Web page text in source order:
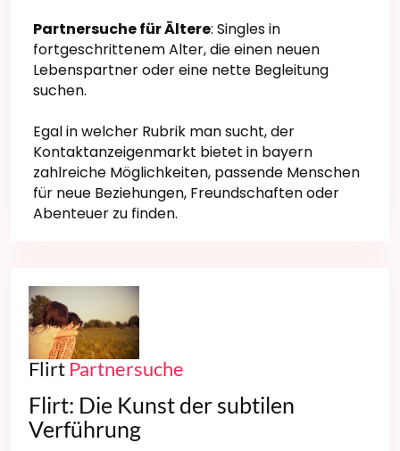
Partnersuche für Ältere: Singles in
fortgeschrittenem Alter, die einen neuen
Lebenspartner oder eine nette Begleitung
suchen.
Egal in welcher Rubrik man sucht, der
Kontaktanzeigenmarkt bietet in bayern
zahlreiche Möglichkeiten, passende Menschen
für neue Beziehungen, Freundschaften oder
Abenteuer zu finden.
Flirt Partnersuche
Flirt: Die Kunst der subtilen
Verführung